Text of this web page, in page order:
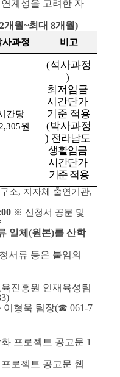
계성을 고려한 자
개월~최대 8개월)
사과정 비고
시간당
원
(석사과정
최저임금
시간단가
기준 적용
(박사과정
) 전라남도
생활임금
시간단가
기준 적용
소, 지자체 출연기관
※ 신청서 공문 및
일체 (원본)를 산학
서류 등은 붙임의
진흥원 인재육성팀
이형욱 팀장(☎ 061-7
프로젝트 공고문 1
로젝트 공고문 웹